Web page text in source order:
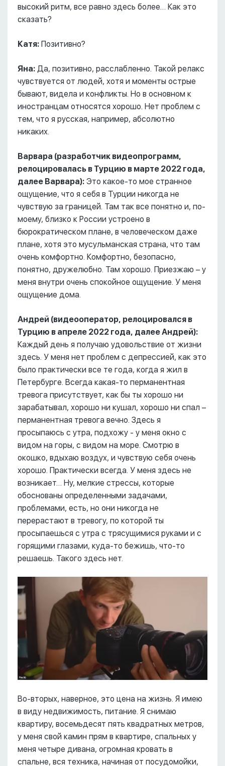
высокий ритм, все равно здесь более… Как это
сказать?
Катя: Позитивно?
Яна: Да, позитивно, расслабленно. Такой релакс
чувствуется от людей, хотя и моменты острые
бывают, видела и конфликты. Но в основном к
иностранцам относятся хорошо. Нет проблем с
тем, что я русская, например, абсолютно
никаких.
Варвара (разработчик видеопрограмм,
релоцировалась в Турцию в марте 2022 года,
далее Варвара): Это какое-то мое странное
ощущение, что я себя в Турции никогда не
чувствую за границей. Там так все понятно и, по-
моему, близко к России устроено в
бюрократическом плане, в человеческом даже
плане, хотя это мусульманская страна, что там
очень комфортно. Комфортно, безопасно,
понятно, дружелюбно. Там хорошо. Приезжаю – у
меня внутри очень спокойное ощущение. У меня
ощущение дома.
Андрей (видеооператор, релоцировался в
Турцию в апреле 2022 года, далее Андрей):
Каждый день я получаю удовольствие от жизни
здесь. У меня нет проблем с депрессией, как это
было практически все те года, когда я жил в
Петербурге. Всегда какая-то перманентная
тревога присутствует, как бы ты хорошо ни
зарабатывал, хорошо ни кушал, хорошо ни спал –
перманентная тревога вечно. Здесь я
просыпаюсь с утра, подхожу - у меня окно с
видом на горы, с видом на море. Смотрю в
окошко, вдыхаю воздух, и чувствую себя очень
хорошо. Практически всегда. У меня здесь не
возникает… Ну, мелкие стрессы, которые
обоснованы определенными задачами,
проблемами, есть, но они никогда не
перерастают в тревогу, по которой ты
просыпаешься с утра с трясущимися руками и с
горящими глазами, куда-то бежишь, что-то
решаешь. Такого здесь нет.
Во-вторых, наверное, это цена на жизнь. Я имею
в виду недвижимость, питание. Я снимаю
квартиру, восемьдесят пять квадратных метров,
у меня свой камин прям в квартире, спальных у
меня четыре дивана, огромная кровать в
спальне, вся техника, начиная от посудомойки,